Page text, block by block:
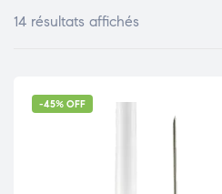
14 résultats affichés
-45% OFF